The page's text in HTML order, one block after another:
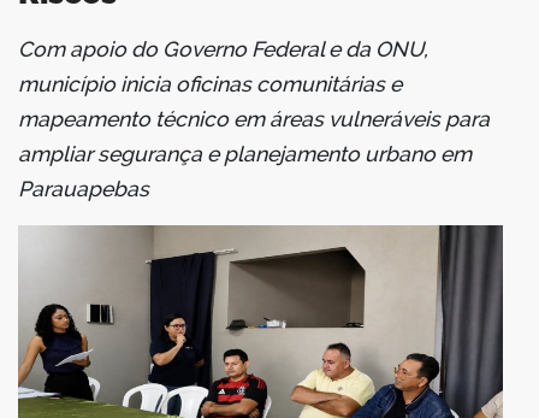
Com apoio do Governo Federal e da ONU,
município inicia oficinas comunitárias e
mapeamento técnico em áreas vulneráveis para
ampliar segurança e planejamento urbano em
Parauapebas